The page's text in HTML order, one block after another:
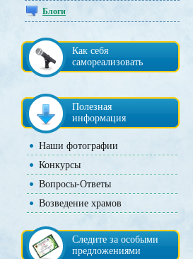
Блоги
Как себя
самореализовать
Полезная
информация
Наши фотографии
Конкурсы
Вопросы-Ответы
Возведение храмов
Следите за особыми
предложениями